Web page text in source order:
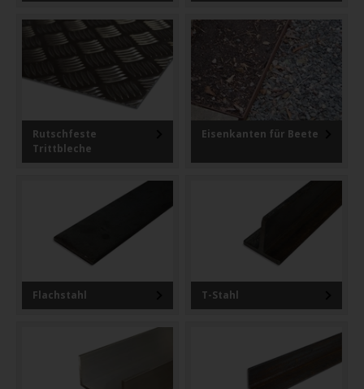
Rutschfeste
Trittbleche
Eisenkanten für Beete
Flachstahl T-Stahl